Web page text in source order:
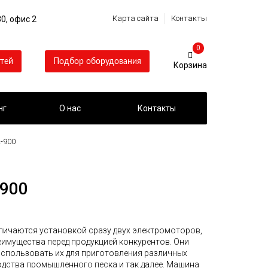
офис 2 Карта сайта Контакты
Подбор оборудования
0
О нас Контакты
900
установкой сразу двух электромоторов,
перед продукцией конкурентов. Они
их для приготовления различных
промышленного песка и так далее. Машина